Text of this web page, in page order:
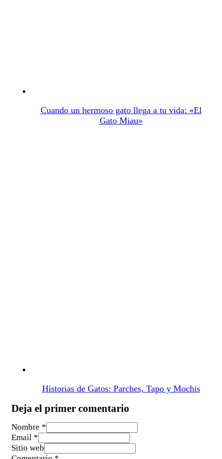
Cuando un hermoso gato llega a tu vida: «El
Gato Miau»
Historias de Gatos: Parches, Tapo y Mochis
Deja el primer comentario
Nombre *
Email *
Sitio web